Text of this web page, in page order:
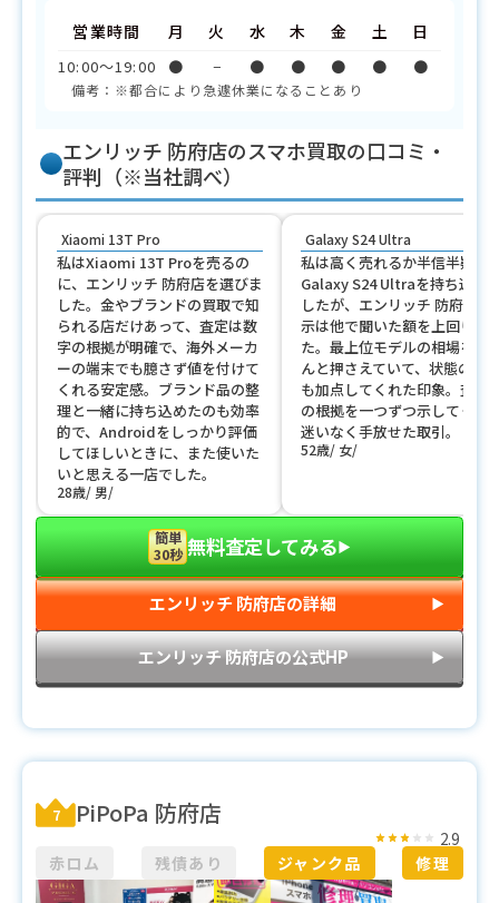
営業時間
10:00〜19:00
月
●
火
−
水
●
木
●
金
●
土
●
日
●
備考：※都合により急遽休業になることあり
エンリッチ 防府店のスマホ買取の口コミ・
評判（※当社調べ）
Xiaomi 13T Pro
私はXiaomi 13T Proを売るの
に、エンリッチ 防府店を選びま
した。金やブランドの買取で知
られる店だけあって、査定は数
字の根拠が明確で、海外メーカ
ーの端末でも臆さず値を付けて
くれる安定感。ブランド品の整
理と一緒に持ち込めたのも効率
的で、Androidをしっかり評価
してほしいときに、また使いた
いと思える一店でした。
28歳 男
Galaxy S24 Ultra
私は高く売れるか半信半疑で
Galaxy S24 Ultraを持ち込み
したが、エンリッチ 防府店の
示は他で聞いた額を上回りま
た。最上位モデルの相場をき
んと押さえていて、状態の良
も加点してくれた印象。査定
の根拠を一つずつ示してくれ
迷いなく手放せた取引。
52歳 女
簡単
30秒 無料査定してみる▶︎
エンリッチ 防府店の詳細 ▶︎
エンリッチ 防府店の公式HP ▶︎
7 PiPoPa 防府店
赤ロム 残債あり ジャンク品 修理
2.9